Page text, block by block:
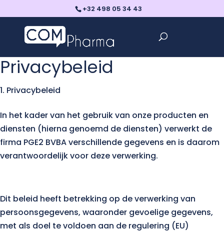
+32 498 05 34 43
Privacybeleid
Privacybeleid
In het kader van het gebruik van onze producten en
diensten (hierna genoemd de diensten) verwerkt de
firma PGE2 BVBA verschillende gegevens en is daarom
verantwoordelijk voor deze verwerking.
Dit beleid heeft betrekking op de verwerking van
persoonsgegevens, waaronder gevoelige gegevens,
met als doel te voldoen aan de regulering (EU)